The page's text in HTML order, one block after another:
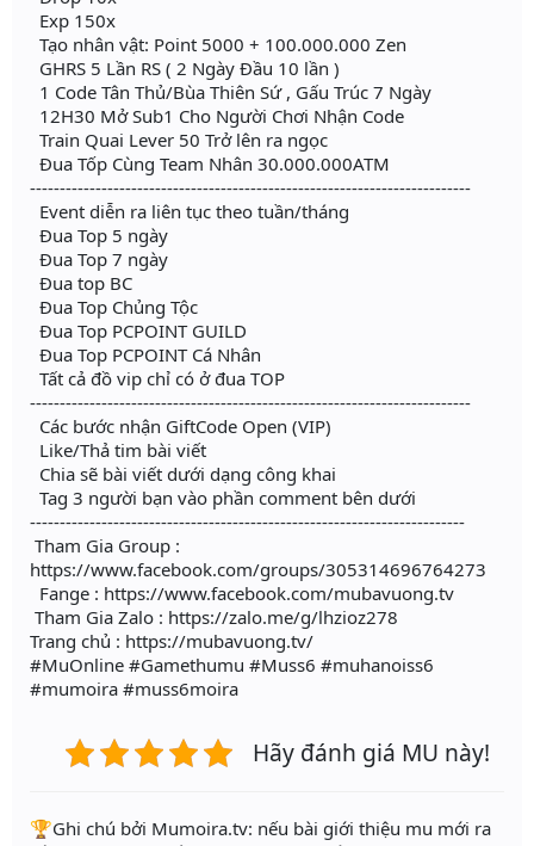
Exp 150x
Tạo nhân vật: Point 5000 + 100.000.000 Zen
GHRS 5 Lần RS ( 2 Ngày Đầu 10 lần )
1 Code Tân Thủ/Bùa Thiên Sứ , Gấu Trúc 7 Ngày
12H30 Mở Sub1 Cho Người Chơi Nhận Code
Train Quai Lever 50 Trở lên ra ngọc
Đua Tốp Cùng Team Nhân 30.000.000ATM
--------------------------------------------------------------------------
Event diễn ra liên tục theo tuần/tháng
Đua Top 5 ngày
Đua Top 7 ngày
Đua top BC
Đua Top Chủng Tộc
Đua Top PCPOINT GUILD
Đua Top PCPOINT Cá Nhân
Tất cả đồ vip chỉ có ở đua TOP
--------------------------------------------------------------------------
Các bước nhận GiftCode Open (VIP)
Like/Thả tim bài viết
Chia sẽ bài viết dưới dạng công khai
Tag 3 người bạn vào phần comment bên dưới
-------------------------------------------------------------------------
Tham Gia Group :
https://www.facebook.com/groups/305314696764273
Fange : https://www.facebook.com/mubavuong.tv
Tham Gia Zalo : https://zalo.me/g/lhzioz278
Trang chủ : https://mubavuong.tv/
#MuOnline #Gamethumu #Muss6 #muhanoiss6
#mumoira #muss6moira
Hãy đánh giá MU này!
️🏆Ghi chú bởi Mumoira.tv: nếu bài giới thiệu mu mới ra